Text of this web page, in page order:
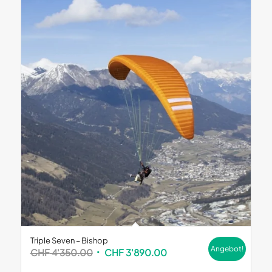
Triple Seven – Bishop
CHF4'350.00 Ursprünglicher
CHF3'890.00Aktueller
Angebot!